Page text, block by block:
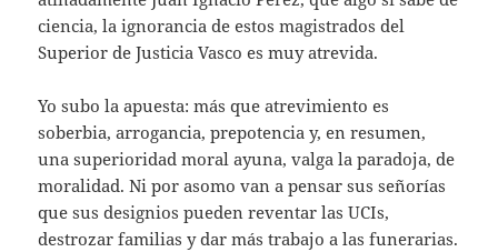
ciencia, la ignorancia de estos magistrados del
Superior de Justicia Vasco es muy atrevida.
Yo subo la apuesta: más que atrevimiento es
soberbia, arrogancia, prepotencia y, en resumen,
una superioridad moral ayuna, valga la paradoja, de
moralidad. Ni por asomo van a pensar sus señorías
que sus designios pueden reventar las UCIs,
destrozar familias y dar más trabajo a las funerarias.